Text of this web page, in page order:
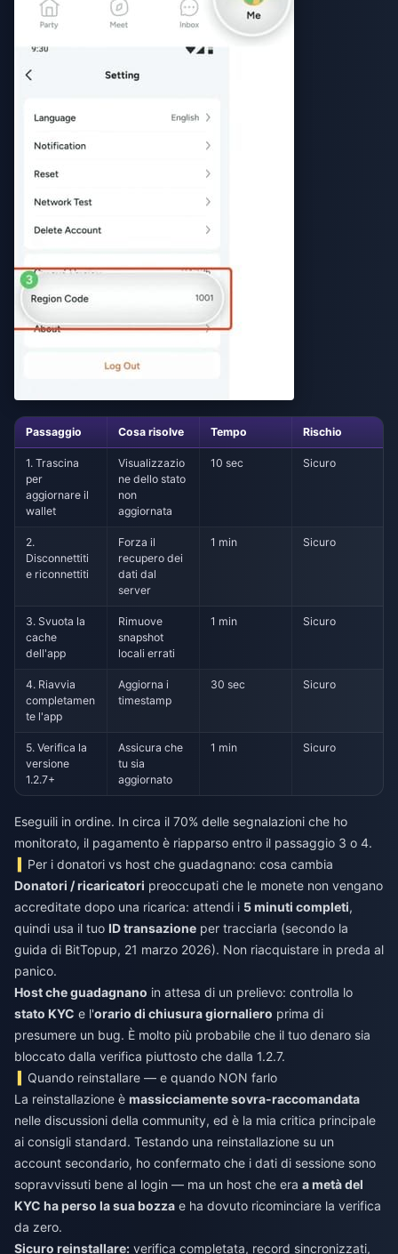
Passaggio Cosa risolve Tempo Rischio
1. Trascina
per
aggiornare il
wallet
Visualizzazio
ne dello stato
non
aggiornata
10 sec Sicuro
2.
Disconnettiti
e riconnettiti
Forza il
recupero dei
dati dal
server
1 min Sicuro
3. Svuota la
cache
dell'app
Rimuove
snapshot
locali errati
1 min Sicuro
4. Riavvia
completamen
te l'app
Aggiorna i
timestamp
30 sec Sicuro
5. Verifica la
versione
1.2.7+
Assicura che
tu sia
aggiornato
1 min Sicuro
Eseguili in ordine. In circa il 70% delle segnalazioni che ho
monitorato, il pagamento è riapparso entro il passaggio 3 o 4.
Per i donatori vs host che guadagnano: cosa cambia
Donatori / ricaricatori preoccupati che le monete non vengano
accreditate dopo una ricarica: attendi i 5 minuti completi,
quindi usa il tuo ID transazione per tracciarla (secondo la
guida di BitTopup, 21 marzo 2026). Non riacquistare in preda al
panico.
Host che guadagnano in attesa di un prelievo: controlla lo
stato KYC e l'orario di chiusura giornaliero prima di
presumere un bug. È molto più probabile che il tuo denaro sia
bloccato dalla verifica piuttosto che dalla 1.2.7.
Quando reinstallare — e quando NON farlo
La reinstallazione è massicciamente sovra-raccomandata
nelle discussioni della community, ed è la mia critica principale
ai consigli standard. Testando una reinstallazione su un
account secondario, ho confermato che i dati di sessione sono
sopravvissuti bene al login — ma un host che era a metà del
KYC ha perso la sua bozza e ha dovuto ricominciare la verifica
da zero.
Sicuro reinstallare: verifica completata, record sincronizzati,